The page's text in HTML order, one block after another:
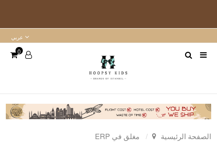
عربي
0
الصفحة الرئيسية مغلق في ERP